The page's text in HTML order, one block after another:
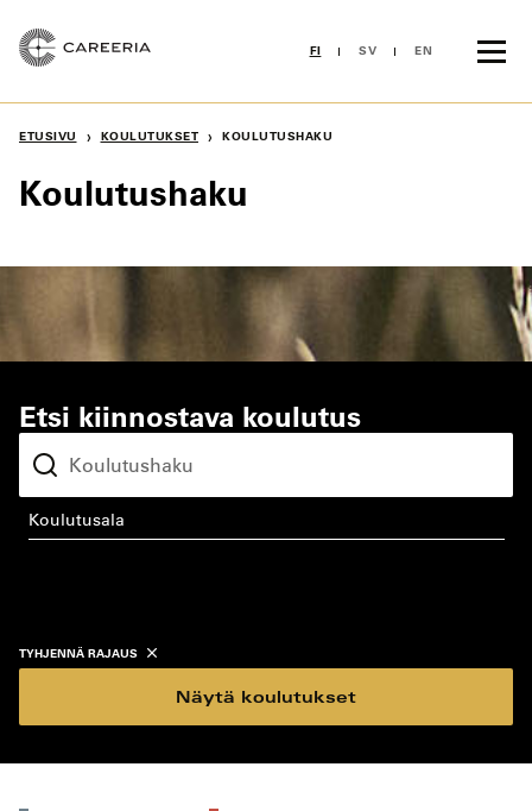
sisältöön
FI SV EN
ETUSIVU › KOULUTUKSET › KOULUTUSHAKU
Koulutushaku
Etsi kiinnostava koulutus
koulutusala
TYHJENNÄ RAJAUS
Näytä koulutukset